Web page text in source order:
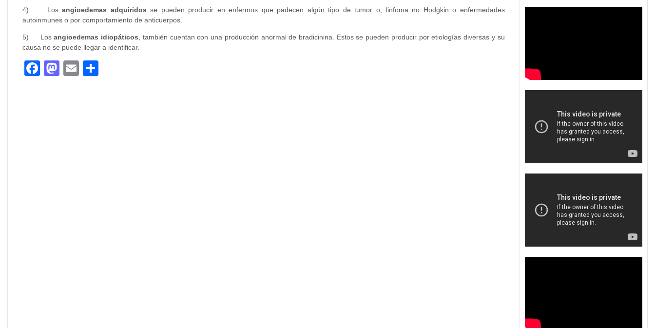
4) Losangioedemas adquiridos se pueden producir en enfermos que padecen algún tipo de tumor o, linfoma no Hodgkin o enfermedades
autoinmunes o por comportamiento de anticuerpos.
5) Losangioedemas idiopáticos , también cuentan con una producción anormal de bradicinina. Estos se pueden producir por etiologías diversas y su
causa no se puede llegar a identificar.
Facebook
Mastodon
Email